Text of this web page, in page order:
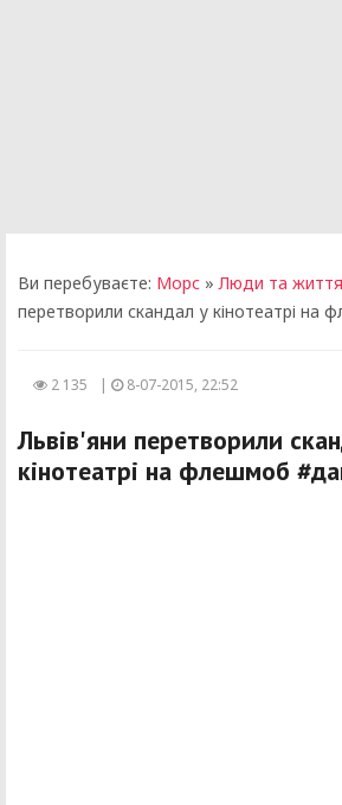
Ви перебуваєте: Морс »Люди та життя
перетворили скандал у кінотеатрі на
2 135 | 8-07-2015, 22:52
Львів'яни перетворили
кінотеатрі на флешмоб